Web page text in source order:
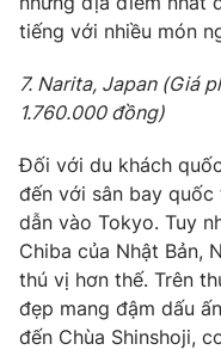
tiếng với nhiều món
7. Narita, Japan (Giá
1.760.000 đồng)
Đối với du khách
đến với sân bay
dẫn vào Tokyo. Tuy
Chiba của Nhật Bản,
thú vị hơn thế. Trên
đẹp mang đậm dấu
đến Chùa Shinshoji,